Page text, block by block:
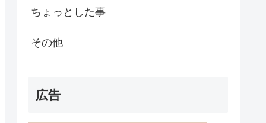
ちょっとした事
その他
広告